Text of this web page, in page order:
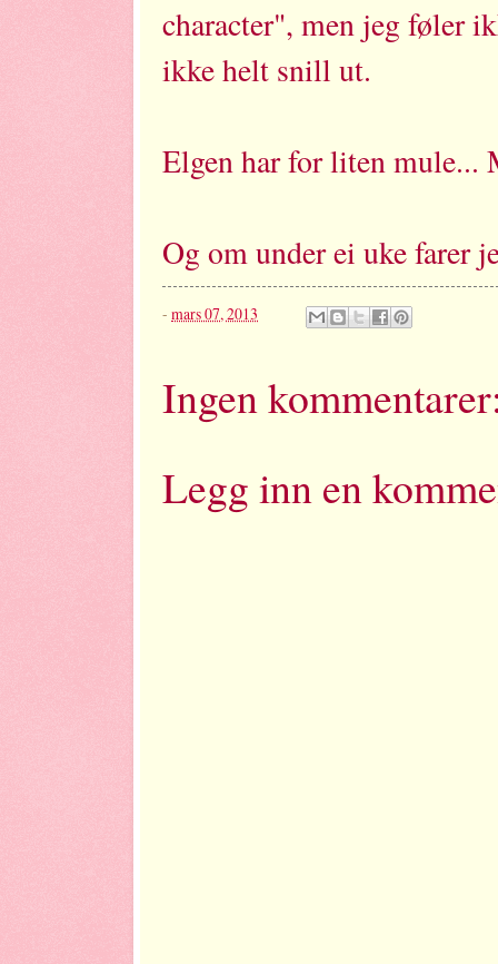
character", men jeg føler
ikke helt snill ut.
Elgen har for liten mule...
Og om under ei uke
- mars 07, 2013
Ingen
Legg inn en